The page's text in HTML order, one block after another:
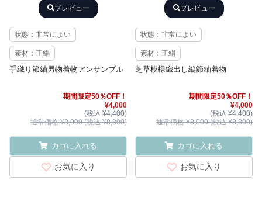
プレビュー
状態：非常によい
素材：正絹
手織り節紬男物着物アンサンブル
期間限定50％OFF！
¥4,000
(税込 ¥4,400)
通常価格 ¥8,000 (税込 ¥8,800)
カゴに入れる
お気に入り
プレビュー
状態：非常によい
素材：正絹
芝草模様織出し縦節紬着物
期間限定50％OFF！
¥4,000
(税込 ¥4,400)
通常価格 ¥8,000 (税込 ¥8,800)
カゴに入れる
お気に入り